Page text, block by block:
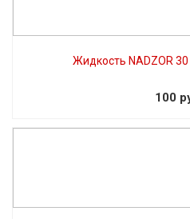
Жидкость NADZOR
100